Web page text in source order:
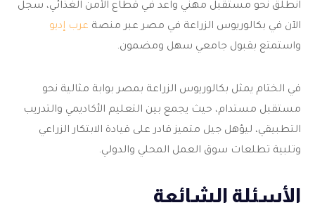
انطلق نحو مستقبل مهني واعد في قطاع الأمن الغذائي، سجل
الآن في بكالوريوس الزراعة في مصر عبر منصة عرب إديو
واستمتع بقبول جامعي سهل ومضمون.
في الختام يمثل بكالوريوس الزراعة بمصر بوابة مثالية نحو
مستقبل مستدام، حيث يجمع بين التعليم الأكاديمي والتدريب
التطبيقي، ليؤهل جيل متميز قادر على قيادة الابتكار الزراعي
وتلبية تطلعات سوق العمل المحلي والدولي.
الأسئلة الشائعة